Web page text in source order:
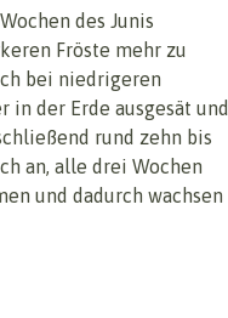
des Junis
Fröste mehr zu
bei niedrigeren
der Erde ausgesät und
rund zehn bis
an, alle drei Wochen
und dadurch wachsen